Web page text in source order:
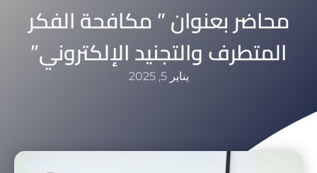
محاضر بعنوان ” مكافحة الفكر
المتطرف والتجنيد الإلكتروني”
يناير 5, 2025